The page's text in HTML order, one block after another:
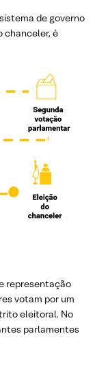
de governo
chanceler, é
representação
votam por um
eleitoral. No
parlamentes